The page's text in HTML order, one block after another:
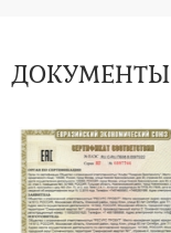
ДОКУМЕНТЫ